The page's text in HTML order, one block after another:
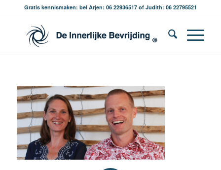
Gratis kennismaken: bel Arjen: 06 22936517 of Judith: 06 22795521